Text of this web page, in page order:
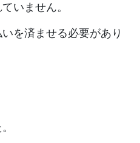
いません。
を済ませる必要があり